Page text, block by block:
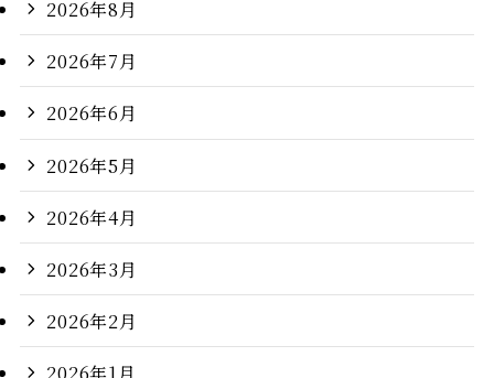
2026年8月
2026年7月
2026年6月
2026年5月
2026年4月
2026年3月
2026年2月